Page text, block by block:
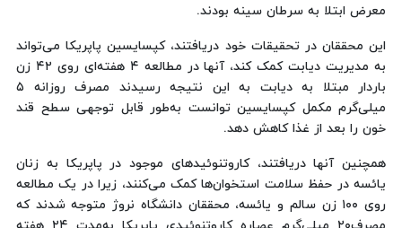
معرض ابتلا به سرطان سینه بودند.
این محققان در تحقیقات خود دریافتند، کپسایسین پاپریکا می‌تواند
به مدیریت دیابت کمک کند، آنها در مطالعه ۴ هفته‌ای روی ۴۲ زن
باردار مبتلا به دیابت به این نتیجه رسیدند مصرف روزانه ۵
میلی‌گرم مکمل کپسایسین توانست به‌طور قابل توجهی سطح قند
خون را بعد از غذا کاهش دهد.
همچنین آنها دریافتند، کاروتنوئیدهای موجود در پاپریکا به زنان
یائسه در حفظ سلامت استخوان‌ها کمک می‌کنند، زیرا در یک مطالعه
روی ۱۰۰ زن سالم و یائسه، محققان دانشگاه نروژ متوجه شدند که